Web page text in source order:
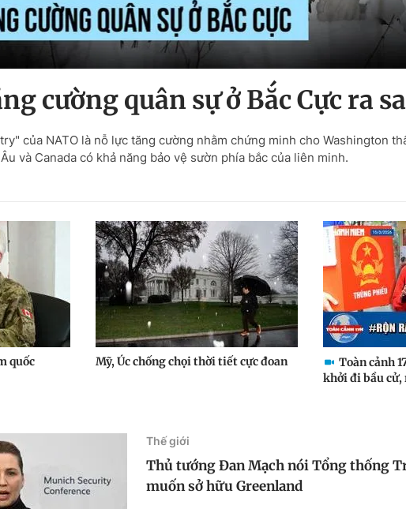
cường quân sự ở Bắc Cực ra
của NATO là nỗ lực tăng cường nhằm chứng minh cho Washington
và Canada có khả năng bảo vệ sườn phía bắc của liên minh.
quốc
Mỹ, Úc chống chọi thời tiết cực đoan
Toàn cảnh
khởi đi bầu cử,
Thế giới
Thủ tướng Đan Mạch nói Tổng thống
muốn sở hữu Greenland